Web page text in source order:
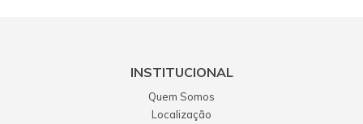
INSTITUCIONAL
Quem Somos
Localização